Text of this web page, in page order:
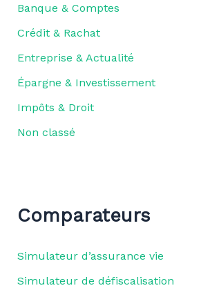
Banque & Comptes
Crédit & Rachat
Entreprise & Actualité
Épargne & Investissement
Impôts & Droit
Non classé
Comparateurs
Simulateur d’assurance vie
Simulateur de défiscalisation